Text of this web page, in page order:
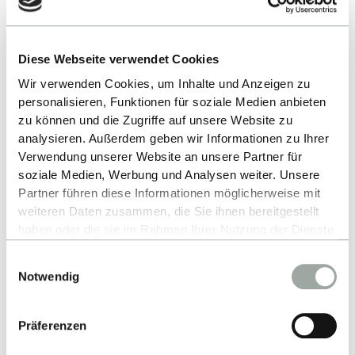
Diese Webseite verwendet Cookies
Wir verwenden Cookies, um Inhalte und Anzeigen zu
personalisieren, Funktionen für soziale Medien anbieten
zu können und die Zugriffe auf unsere Website zu
analysieren. Außerdem geben wir Informationen zu Ihrer
Verwendung unserer Website an unsere Partner für
soziale Medien, Werbung und Analysen weiter. Unsere
Partner führen diese Informationen möglicherweise mit
weiteren Daten zusammen, die Sie ihnen bereitgestellt
Alles zum Thema Cookies und personenbezogene
Datenverarbeitung entnehmen Sie unserer
Notwendig
Präferenzen
Contact
Hochschule Reutlingen
Alteburgstraße 150